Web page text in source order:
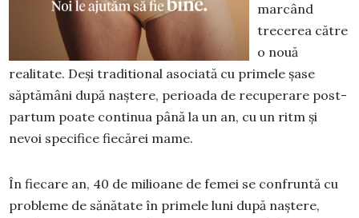
marcând
trecerea către
o nouă
realitate. Deși traditional asociată cu primele șase
săptămâni după naștere, perioada de recuperare post-
partum poate continua până la un an, cu un ritm și
nevoi specifice fiecărei mame.
În fiecare an, 40 de milioane de femei se confruntă cu
probleme de sănătate în primele luni după naștere,